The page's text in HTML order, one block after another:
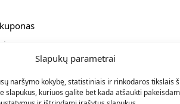
Slapukų parametrai
naršymo kokybę, statistiniais ir rinkodaros tikslais
slapukus, kuriuos galite bet kada atšaukti
taisyklės
ir grąžinimas